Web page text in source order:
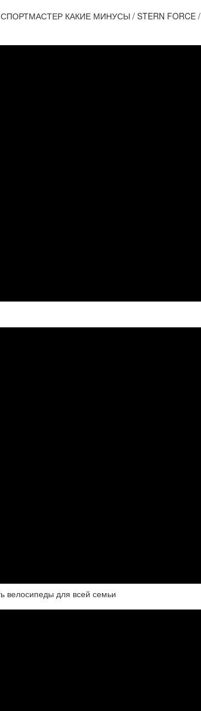
КАКИЕ МИНУСЫ / STERN FORCE /
велосипеды для всей семьи